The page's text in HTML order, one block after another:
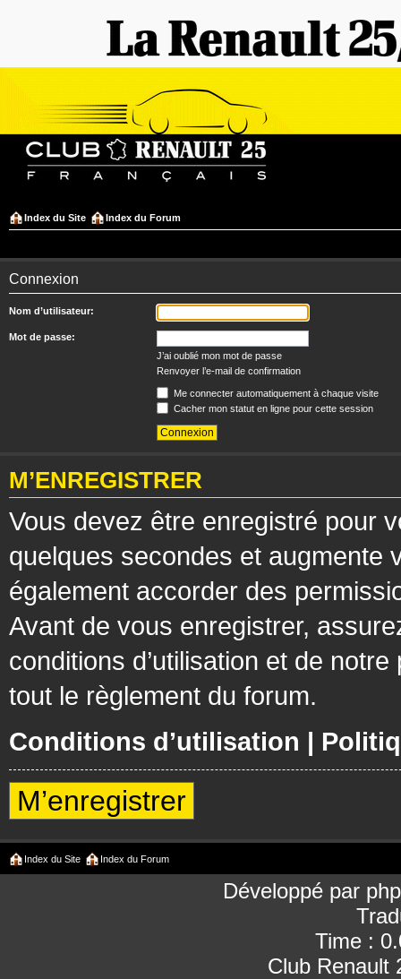
Index du Site Index du Forum
Connexion
Nom d’utilisateur:
Mot de passe:
J’ai oublié mon mot de passe
Renvoyer l’e-mail de confirmation
Me connecter automatiquement à chaque visite
Cacher mon statut en ligne pour cette session
M’ENREGISTRER
Vous devez être enregistré pour
quelques secondes et augmente
également accorder des
Avant de vous enregistrer,
conditions d’utilisation et de
tout le règlement du forum.
Conditions d’utilisation |
M’enregistrer
Index du Site Index du Forum
Développé par
Time :
Club Renault